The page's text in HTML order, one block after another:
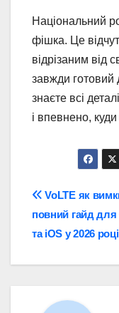
Національний
фішка. Це
відрізаним від
завжди готовий
знаєте всі
і впевнено,
записів
VoLTE як
повний гайд
та iOS у 2026 році